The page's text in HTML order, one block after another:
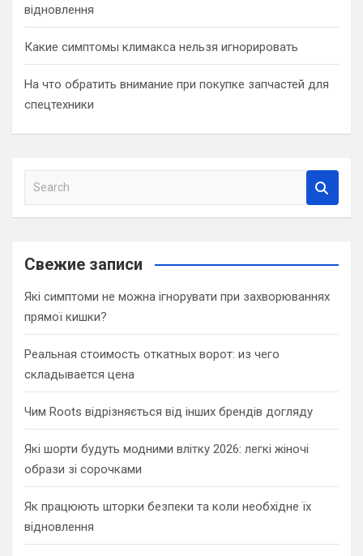
відновлення
Какие симптомы климакса нельзя игнорировать
На что обратить внимание при покупке запчастей для
спецтехники
a
c
Свежие записи
Які симптоми не можна ігнорувати при захворюваннях
прямої кишки?
Реальная стоимость откатных ворот: из чего
складывается цена
Чим Roots відрізняється від інших брендів догляду
Які шорти будуть модними влітку 2026: легкі жіночі
образи зі сорочками
Як працюють шторки безпеки та коли необхідне їх
відновлення